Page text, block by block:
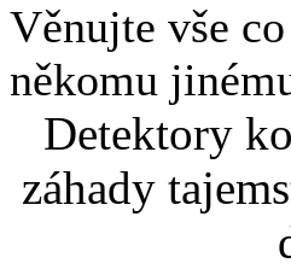
Věnujte vše
někomu
Detektory
záhady